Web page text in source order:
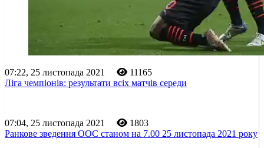
07:22, 25 листопада 2021
11165
Ліга чемпіонів: результати всіх матчів середи
07:04, 25 листопада 2021
1803
Ранкове зведення ООС станом на 7.00 25 листопада 2021 року